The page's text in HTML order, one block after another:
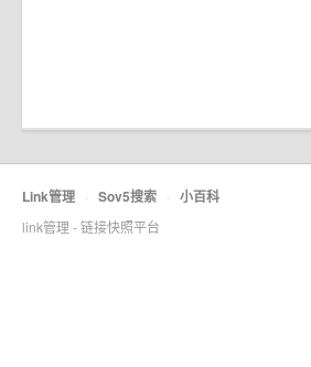
Link管理 · Sov5搜索 · 小百科
link管理 - 链接快照平台